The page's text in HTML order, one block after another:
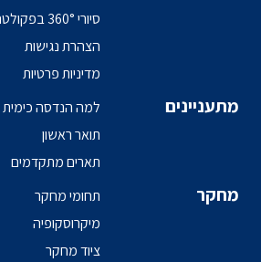
סיורי 360° בפקולטה
הצהרת נגישות
מדיניות פרטיות
מתעניינים
למה הנדסה כימית
תואר ראשון
תארים מתקדמים
מחקר
תחומי מחקר
מיקרוסקופיה
ציוד מחקר